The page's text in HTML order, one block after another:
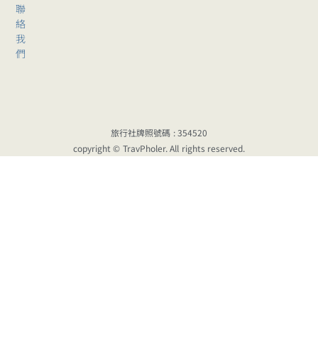
聯
絡
我
們
旅行社牌照號碼 : 354520
copyright © TravPholer. All rights reserved.